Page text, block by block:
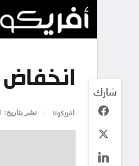
انخفاض
أفريكونا نشر بتاريخ:
شارك